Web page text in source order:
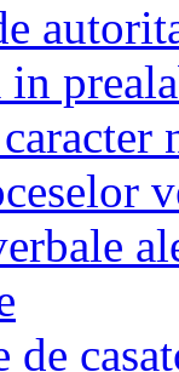
in
de